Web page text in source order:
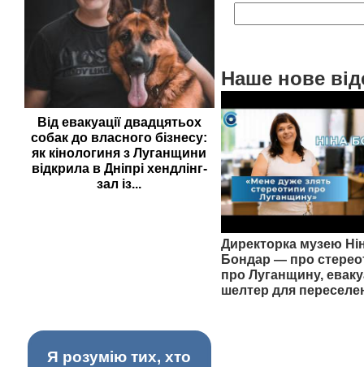
Від евакуації двадцятьох
собак до власного бізнесу:
як кінологиня з Луганщини
відкрила в Дніпрі хендлінг-
зал із...
Наше нове
Директорка музею
Бондар — про
про Луганщину,
шелтер для
Я розумію тих, хто